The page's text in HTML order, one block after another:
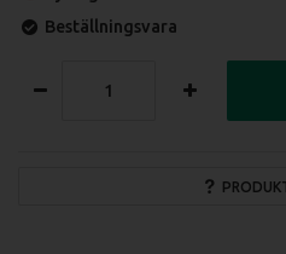
Beställningsvara